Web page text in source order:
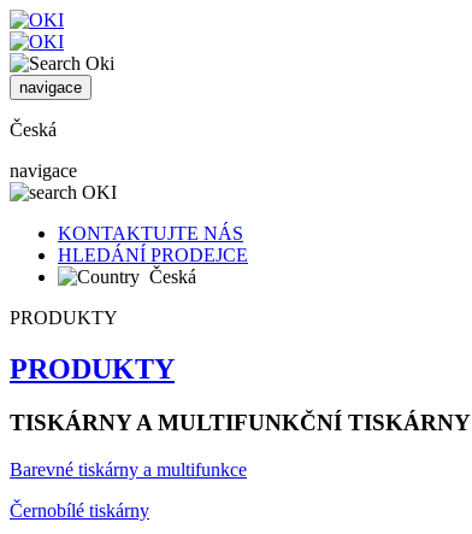
navigace
Česká
navigace
KONTAKTUJTE NÁS
HLEDÁNÍ PRODEJCE
Česká
PRODUKTY
PRODUKTY
TISKÁRNY A MULTIFUNKČNÍ TISKÁRNY
Barevné tiskárny a multifunkce
Černobílé tiskárny